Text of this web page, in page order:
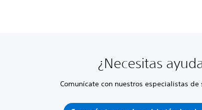
¿Necesitas
Comunícate con nuestros especialistas de